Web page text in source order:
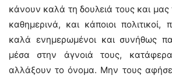
κάνουν καλά τη δουλειά τους και
καθημερινά, και κάποιοι πολιτικοί,
καλά ενημερωμένοι και συνήθως
μέσα στην άγνοιά τους,
αλλάξουν το όνομα. Μην τους